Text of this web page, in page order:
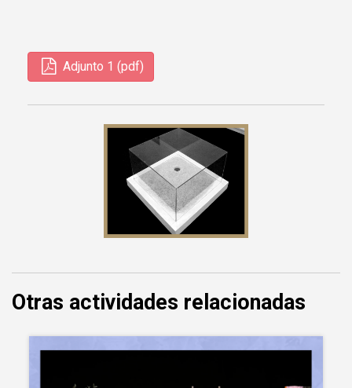
Adjunto 1 (pdf)
Otras actividades relacionadas